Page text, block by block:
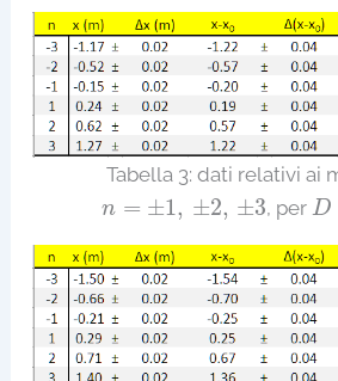
Tabella 3: dati relativi ai
n = ±1, ±2, ±3
n =±1,±2 ±3 , perD
D=